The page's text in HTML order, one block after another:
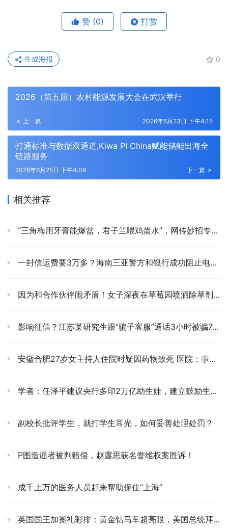
赞 (0) 打赏
0
生成海报
2026（第五届）农村能源发展大会在武汉举行
上一篇 2026年6月23日 下午4:15
打通标准与数据双通道,Kiwa PI China赋能储能出海全
链路服务
下一篇
2026年6月25日 下午4:09
相关推荐
“三角梅用牙膏能爆盆，君子兰喂鸡蛋水”，网传妙招专坑老实人
一封信运费要3万多？海南三亚警方和银行成功阻止电信网络诈骗
因为和合作伙伴闹矛盾！女子深夜在草莓园喷洒除草剂被判刑
影响征信？江苏某研究生跟“骗子客服”通话3小时被骗74万
安徽合肥27岁女主持人住院时疑因药物致死 医院：事件仍在调查中
学者：任泽平建议央行多印2万亿助生娃，建立鼓励生育基金
副校长批评学生，就打学生耳光，如何妥善处理处罚？
P图造谣者被判赔偿，赵露思获名誉维权案胜诉！
成千上万的医务人员赶来帮助保住“上海”
英国国王加冕礼彩排：黄金钻马车超亮眼，美国总统拜登将不会出席加冕仪式